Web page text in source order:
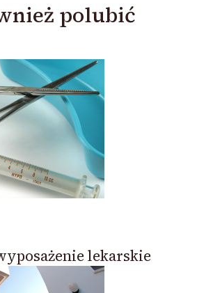
polubić
lekarskie